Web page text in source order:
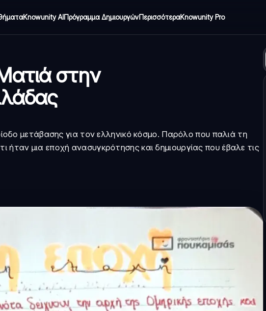
Knowunity AIΠρόγραμμα ΔημιουργώνΠερισσότεραKnowunity Pro
στην
μετάβασης για τον ελληνικό κόσμο. Παρόλο που παλιά τη
μια εποχή ανασυγκρότησης και δημιουργίας που έβαλε τις